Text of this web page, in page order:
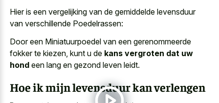
Hier is een vergelijking van de gemiddelde levensduur
van verschillende Poedelrassen:
Door een Miniatuurpoedel van een gerenommeerde
fokker te kiezen, kunt u de kans vergroten dat uw
hond een lang en gezond leven leidt.
Hoe ik mijn levensduur kan verlengen